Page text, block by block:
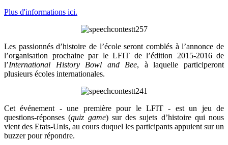
Plus d'informations ici.
Les passionnés d’histoire de l’école seront comblés à l’annonce de
l’organisation prochaine par le LFIT de l’édition 2015-2016 de
l’International History Bowl and Bee, à laquelle participeront
plusieurs écoles internationales.
Cet événement - une première pour le LFIT - est un jeu de
questions-réponses (quiz game) sur des sujets d’histoire qui nous
vient des Etats-Unis, au cours duquel les participants appuient sur un
buzzer pour répondre.